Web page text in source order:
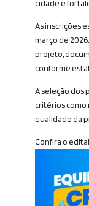
cidade e
As inscrições
março de
projeto,
conforme
A seleção dos
critérios como
qualidade da
Confira o